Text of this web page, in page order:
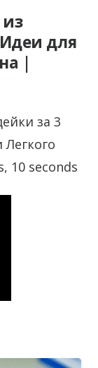
для
|
за 3
10 seconds